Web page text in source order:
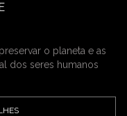
o planeta e as
dos seres humanos